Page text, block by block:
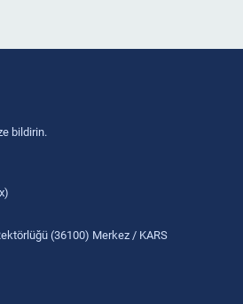
bildirin.
(36100) Merkez / KARS